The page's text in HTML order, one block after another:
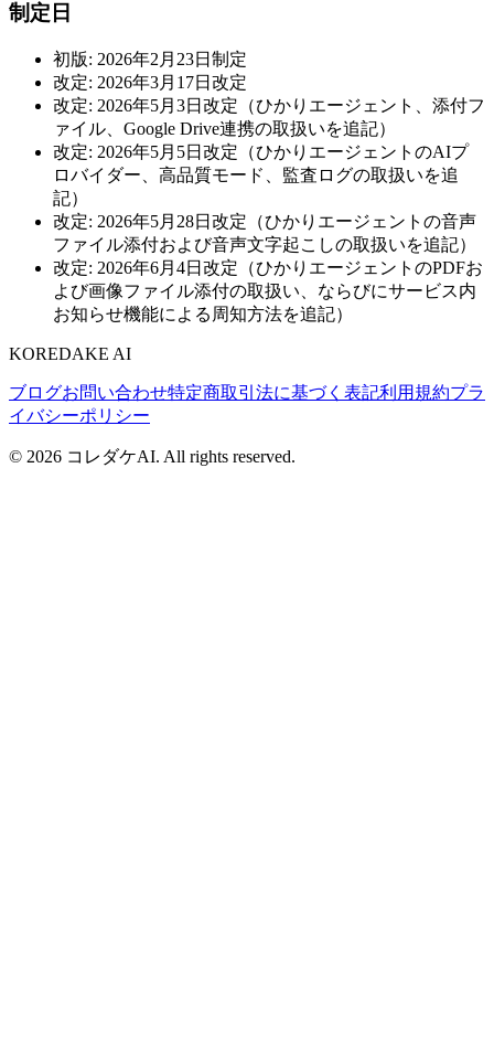
制定日
初版: 2026年2月23日制定
改定: 2026年3月17日改定
改定: 2026年5月3日改定（ひかりエージェント、添付フ
ァイル、Google Drive連携の取扱いを追記）
改定: 2026年5月5日改定（ひかりエージェントのAIプ
ロバイダー、高品質モード、監査ログの取扱いを追
記）
改定: 2026年5月28日改定（ひかりエージェントの音声
ファイル添付および音声文字起こしの取扱いを追記）
改定: 2026年6月4日改定（ひかりエージェントのPDFお
よび画像ファイル添付の取扱い、ならびにサービス内
お知らせ機能による周知方法を追記）
KOREDAKE AI
ブログお問い合わせ特定商取引法に基づく表記利用規約プラ
イバシーポリシー
© 2026 コレダケAI. All rights reserved.